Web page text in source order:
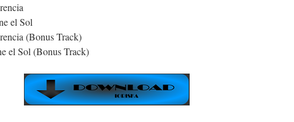
el Sol
(Bonus Track)
el Sol (Bonus Track)